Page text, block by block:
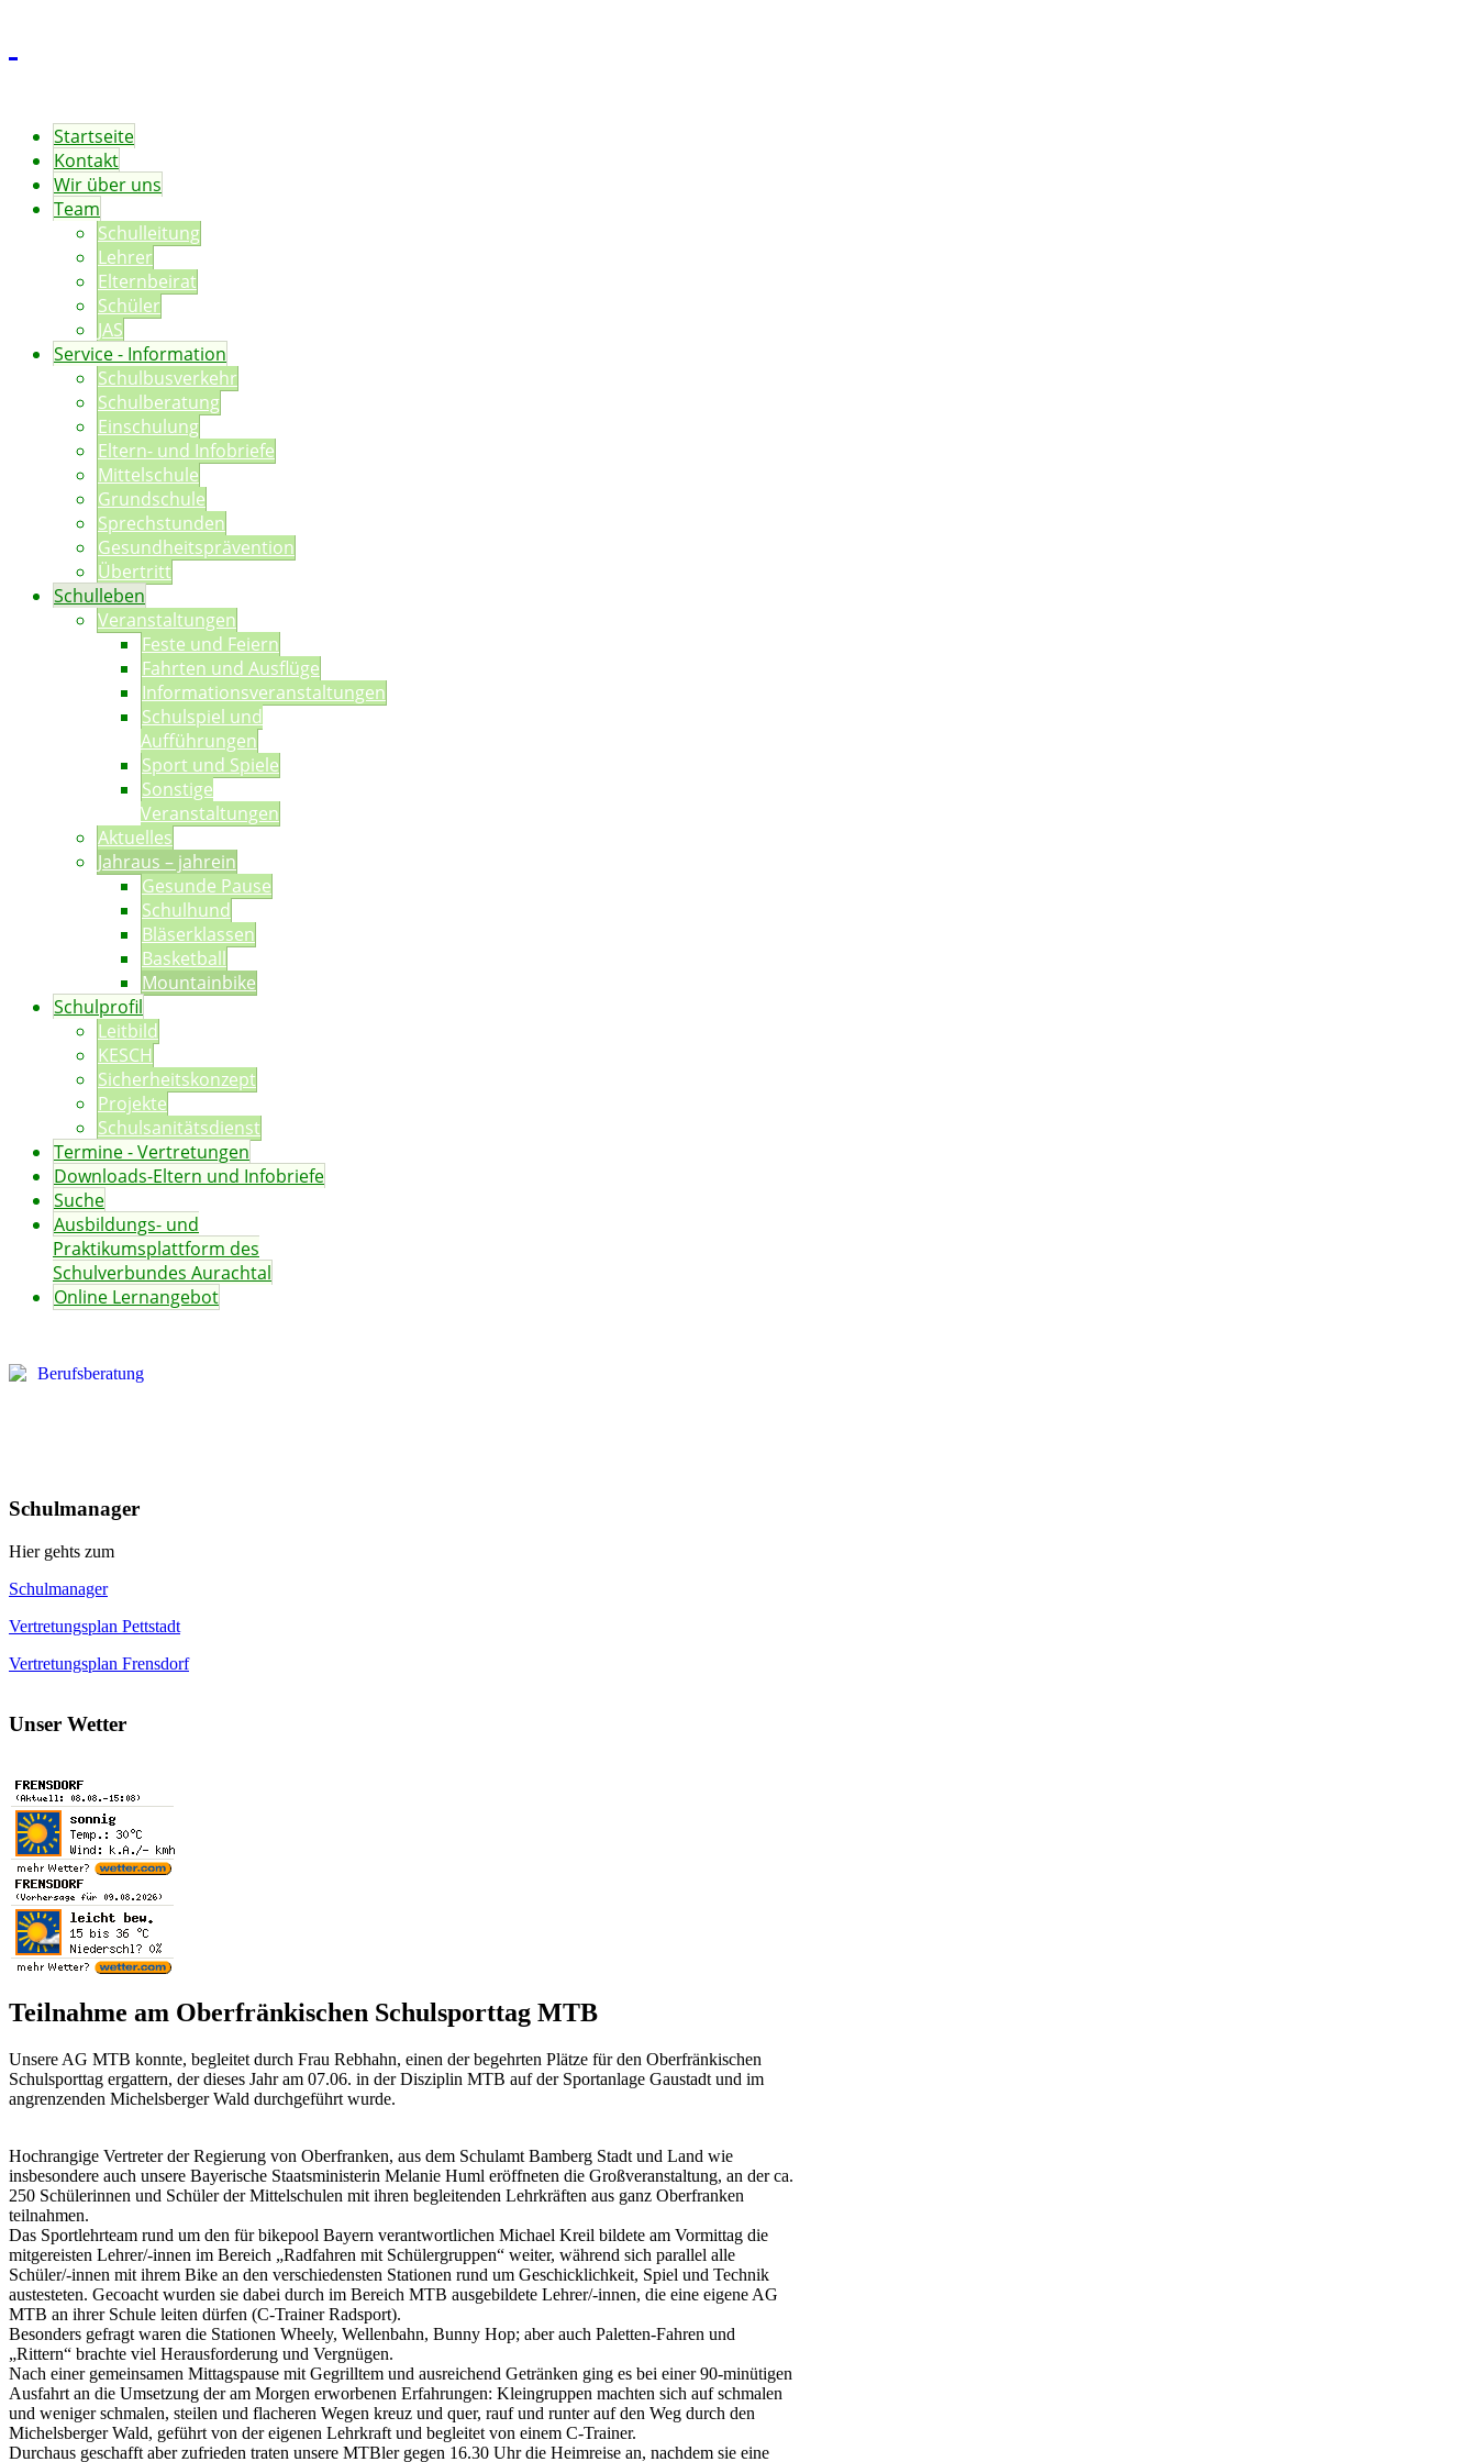
Startseite
Kontakt
Wir über uns
Team
Schulleitung
Lehrer
Elternbeirat
Schüler
JAS
Service - Information
Schulbusverkehr
Schulberatung
Einschulung
Eltern- und Infobriefe
Mittelschule
Grundschule
Sprechstunden
Gesundheitsprävention
Übertritt
Schulleben
Veranstaltungen
Feste und Feiern
Fahrten und Ausflüge
Informationsveranstaltungen
Schulspiel und
Aufführungen
Sport und Spiele
Sonstige
Veranstaltungen
Aktuelles
Jahraus – jahrein
Gesunde Pause
Schulhund
Bläserklassen
Basketball
Mountainbike
Schulprofil
Leitbild
KESCH
Sicherheitskonzept
Projekte
Schulsanitätsdienst
Termine - Vertretungen
Downloads-Eltern und Infobriefe
Suche
Ausbildungs- und
Praktikumsplattform des
Schulverbundes Aurachtal
Online Lernangebot
Schulmanager
Hier gehts zum
Schulmanager
Vertretungsplan Pettstadt
Vertretungsplan Frensdorf
Unser Wetter
Teilnahme am Oberfränkischen Schulsporttag MTB
Unsere AG MTB konnte, begleitet durch Frau Rebhahn, einen der begehrten Plätze für den Oberfränkischen
Schulsporttag ergattern, der dieses Jahr am 07.06. in der Disziplin MTB auf der Sportanlage Gaustadt und im
angrenzenden Michelsberger Wald durchgeführt wurde.
Hochrangige Vertreter der Regierung von Oberfranken, aus dem Schulamt Bamberg Stadt und Land wie
insbesondere auch unsere Bayerische Staatsministerin Melanie Huml eröffneten die Großveranstaltung, an der ca.
250 Schülerinnen und Schüler der Mittelschulen mit ihren begleitenden Lehrkräften aus ganz Oberfranken
teilnahmen.
Das Sportlehrteam rund um den für bikepool Bayern verantwortlichen Michael Kreil bildete am Vormittag die
mitgereisten Lehrer/-innen im Bereich „Radfahren mit Schülergruppen“ weiter, während sich parallel alle
Schüler/-innen mit ihrem Bike an den verschiedensten Stationen rund um Geschicklichkeit, Spiel und Technik
austesteten. Gecoacht wurden sie dabei durch im Bereich MTB ausgebildete Lehrer/-innen, die eine eigene AG
MTB an ihrer Schule leiten dürfen (C-Trainer Radsport).
Besonders gefragt waren die Stationen Wheely, Wellenbahn, Bunny Hop; aber auch Paletten-Fahren und
„Rittern“ brachte viel Herausforderung und Vergnügen.
Nach einer gemeinsamen Mittagspause mit Gegrilltem und ausreichend Getränken ging es bei einer 90-minütigen
Ausfahrt an die Umsetzung der am Morgen erworbenen Erfahrungen: Kleingruppen machten sich auf schmalen
und weniger schmalen, steilen und flacheren Wegen kreuz und quer, rauf und runter auf den Weg durch den
Michelsberger Wald, geführt von der eigenen Lehrkraft und begleitet von einem C-Trainer.
Durchaus geschafft aber zufrieden traten unsere MTBler gegen 16.30 Uhr die Heimreise an, nachdem sie eine